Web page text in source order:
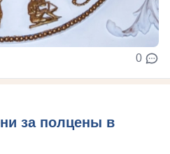
0
за полцены в